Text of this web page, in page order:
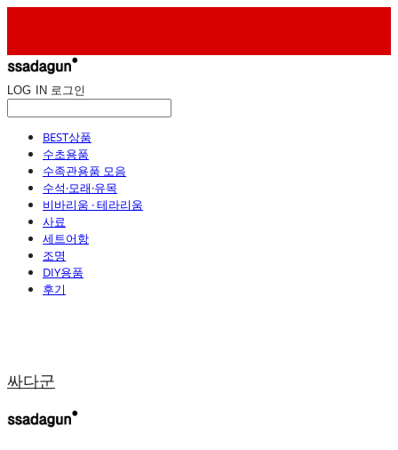
LOG IN 로그인
BEST상품
수초용품
수족관용품 모음
수석·모래·유목
비바리움 · 테라리움
사료
세트어항
조명
DIY용품
후기
싸다군